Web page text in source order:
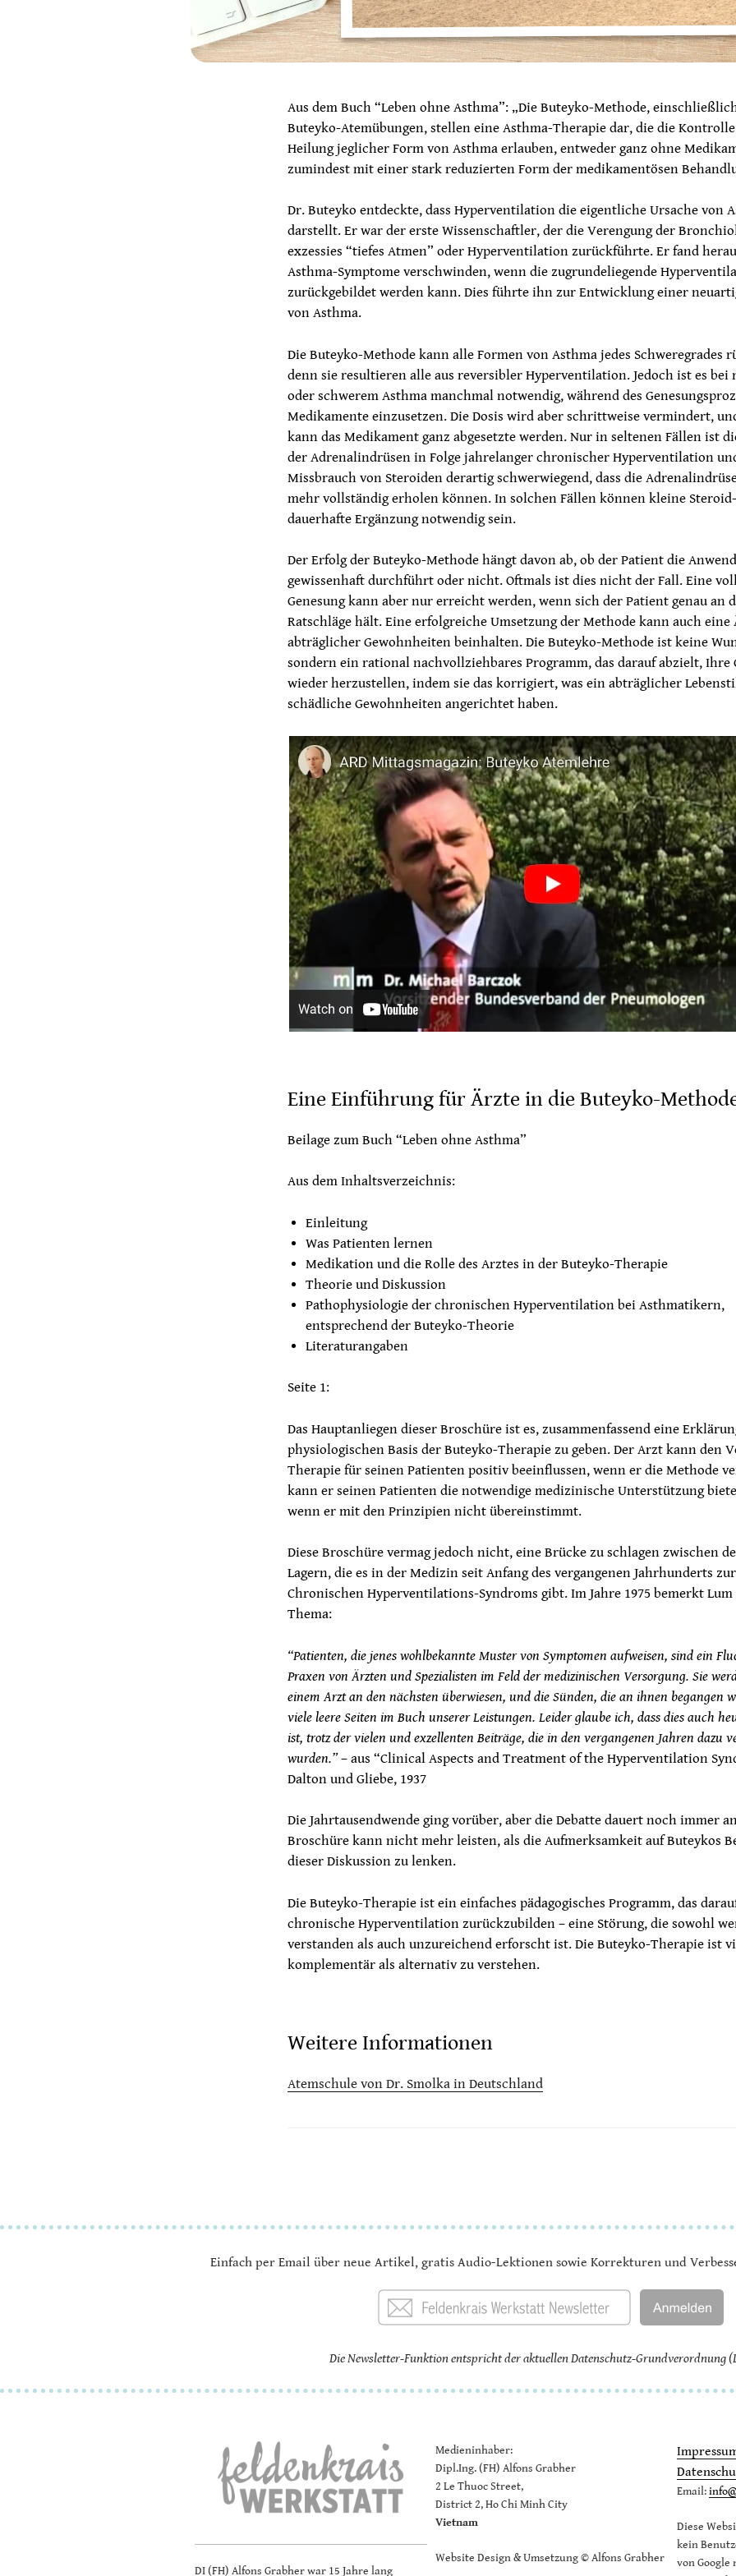
Aus dem Buch “Leben ohne Asthma”: „Die Buteyko-Methode,
Buteyko-Atemübungen, stellen eine Asthma-Therapie dar, die die
Heilung jeglicher Form von Asthma erlauben, entweder ganz ohne
zumindest mit einer stark reduzierten Form der medikamentösen
Dr. Buteyko entdeckte, dass Hyperventilation die eigentliche Ursache von
darstellt. Er war der erste Wissenschaftler, der die Verengung der
exzessies “tiefes Atmen” oder Hyperventilation zurückführte. Er fand
Asthma-Symptome verschwinden, wenn die zugrundeliegende
zurückgebildet werden kann. Dies führte ihn zur Entwicklung einer
von Asthma.
Die Buteyko-Methode kann alle Formen von Asthma jedes Schweregrades
denn sie resultieren alle aus reversibler Hyperventilation. Jedoch ist es
oder schwerem Asthma manchmal notwendig, während des
Medikamente einzusetzen. Die Dosis wird aber schrittweise vermindert,
kann das Medikament ganz abgesetzte werden. Nur in seltenen Fällen ist
der Adrenalindrüsen in Folge jahrelanger chronischer Hyperventilation
Missbrauch von Steroiden derartig schwerwiegend, dass die
mehr vollständig erholen können. In solchen Fällen können kleine
dauerhafte Ergänzung notwendig sein.
Der Erfolg der Buteyko-Methode hängt davon ab, ob der Patient die
gewissenhaft durchführt oder nicht. Oftmals ist dies nicht der Fall. Eine
Genesung kann aber nur erreicht werden, wenn sich der Patient genau an
Ratschläge hält. Eine erfolgreiche Umsetzung der Methode kann auch eine
abträglicher Gewohnheiten beinhalten. Die Buteyko-Methode ist keine
sondern ein rational nachvollziehbares Programm, das darauf abzielt, Ihre
wieder herzustellen, indem sie das korrigiert, was ein abträglicher
schädliche Gewohnheiten angerichtet haben.
Eine Einführung für Ärzte in die Buteyko-
Beilage zum Buch “Leben ohne Asthma”
Aus dem Inhaltsverzeichnis:
Einleitung
Was Patienten lernen
Medikation und die Rolle des Arztes in der Buteyko-Therapie
Theorie und Diskussion
Pathophysiologie der chronischen Hyperventilation bei Asthmatikern,
entsprechend der Buteyko-Theorie
Literaturangaben
Seite 1:
Das Hauptanliegen dieser Broschüre ist es, zusammenfassend eine
physiologischen Basis der Buteyko-Therapie zu geben. Der Arzt kann den
Therapie für seinen Patienten positiv beeinflussen, wenn er die Methode
kann er seinen Patienten die notwendige medizinische Unterstützung
wenn er mit den Prinzipien nicht übereinstimmt.
Diese Broschüre vermag jedoch nicht, eine Brücke zu schlagen zwischen
Lagern, die es in der Medizin seit Anfang des vergangenen Jahrhunderts zur
Chronischen Hyperventilations-Syndroms gibt. Im Jahre 1975 bemerkt Lum
Thema:
“Patienten, die jenes wohlbekannte Muster von Symptomen aufweisen, sind ein
Praxen von Ärzten und Spezialisten im Feld der medizinischen Versorgung. Sie
einem Arzt an den nächsten überwiesen, und die Sünden, die an ihnen begangen
viele leere Seiten im Buch unserer Leistungen. Leider glaube ich, dass dies auch
ist, trotz der vielen und exzellenten Beiträge, die in den vergangenen Jahren dazu
wurden.”– aus “Clinical Aspects and Treatment of the Hyperventilation
Dalton und Gliebe, 1937
Die Jahrtausendwende ging vorüber, aber die Debatte dauert noch immer
Broschüre kann nicht mehr leisten, als die Aufmerksamkeit auf Buteykos
dieser Diskussion zu lenken.
Die Buteyko-Therapie ist ein einfaches pädagogisches Programm, das
chronische Hyperventilation zurückzubilden – eine Störung, die sowohl
verstanden als auch unzureichend erforscht ist. Die Buteyko-Therapie ist
komplementär als alternativ zu verstehen.
Weitere Informationen
Atemschule von Dr. Smolka in Deutschland
Einfach per Email über neue Artikel, gratis Audio-Lektionen sowie Korrekturen und
Die Newsletter-Funktion entspricht der aktuellen Datenschutz-Grundverordnung
DI (FH) Alfons Grabher war 15 Jahre lang
Medieninhaber:
Dipl.Ing. (FH) Alfons Grabher
2 Le Thuoc Street,
District 2, Ho Chi Minh City
Vietnam
Website Design & Umsetzung © Alfons Grabher
Email:
Diese
kein
von Google